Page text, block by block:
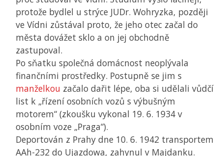
protože bydlel u strýce JUDr. Wohryzka, později
ve Vídni zůstával proto, že jeho otec začal do
města dovážet sklo a on jej obchodně
zastupoval.
Po sňatku společná domácnost neoplývala
finančními prostředky. Postupně se jim s
manželkou začalo dařit lépe, oba si udělali vůdčí
list k „řízení osobních vozů s výbušným
motorem“ (zkoušku vykonal 19. 6. 1934 v
osobním voze „Praga“).
Deportován z Prahy dne 10. 6. 1942 transportem
AAh-232 do Ujazdowa, zahynul v Majdanku.